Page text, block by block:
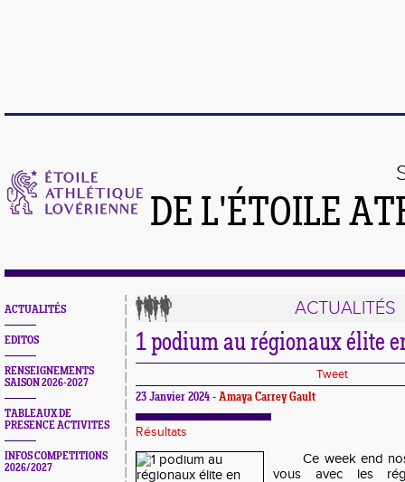
DE L'ÉTOILE
ACTUALITÉS
EDITOS
RENSEIGNEMENTS
SAISON 2026-2027
TABLEAUX DE
PRESENCE ACTIVITES
INFOS COMPETITIONS
2026/2027
ACTUALITÉS
1 podium au régionaux élite
Tweet
23 Janvier 2024 - Amaya Carrey Gault
Résultats
Ce week end
vous avec les